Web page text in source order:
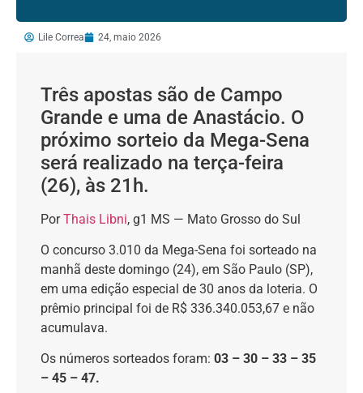
Lile Correa 24, maio 2026
Três apostas são de Campo
Grande e uma de Anastácio. O
próximo sorteio da Mega-Sena
será realizado na terça-feira
(26), às 21h.
PorThais Libni, g1 MS — Mato Grosso do Sul
O concurso 3.010 da Mega-Sena foi sorteado na
manhã deste domingo (24), em São Paulo (SP),
em uma edição especial de 30 anos da loteria. O
prêmio principal foi de R$ 336.340.053,67 e não
acumulava.
Os números sorteados foram: 03 – 30 – 33 – 35
– 45 – 47.